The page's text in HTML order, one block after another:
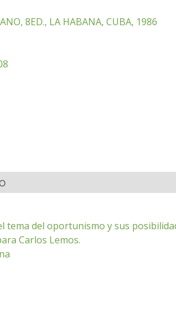
8ED., LA HABANA, CUBA, 1986
tema del oportunismo y sus
Carlos Lemos.